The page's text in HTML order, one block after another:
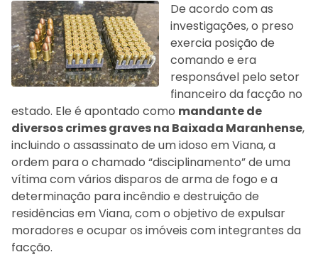
De acordo com as
investigações, o preso
exercia posição de
comando e era
responsável pelo setor
financeiro da facção no
estado. Ele é apontado como mandante de
diversos crimes graves na Baixada Maranhense,
incluindo o assassinato de um idoso em Viana, a
ordem para o chamado “disciplinamento” de uma
vítima com vários disparos de arma de fogo e a
determinação para incêndio e destruição de
residências em Viana, com o objetivo de expulsar
moradores e ocupar os imóveis com integrantes da
facção.